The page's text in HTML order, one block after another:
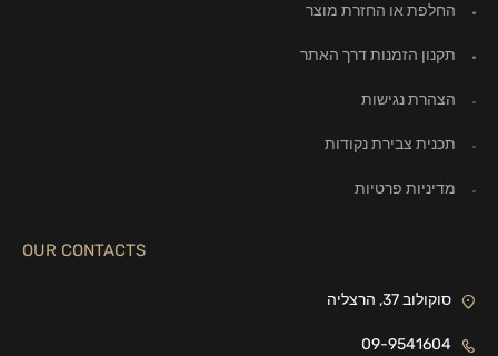
החלפת או החזרת מוצר
תקנון הזמנות דרך האתר
הצהרת נגישות
תכנית צבירת נקודות
מדיניות פרטיות
OUR CONTACTS
סוקולוב 37, הרצליה
09-9541604